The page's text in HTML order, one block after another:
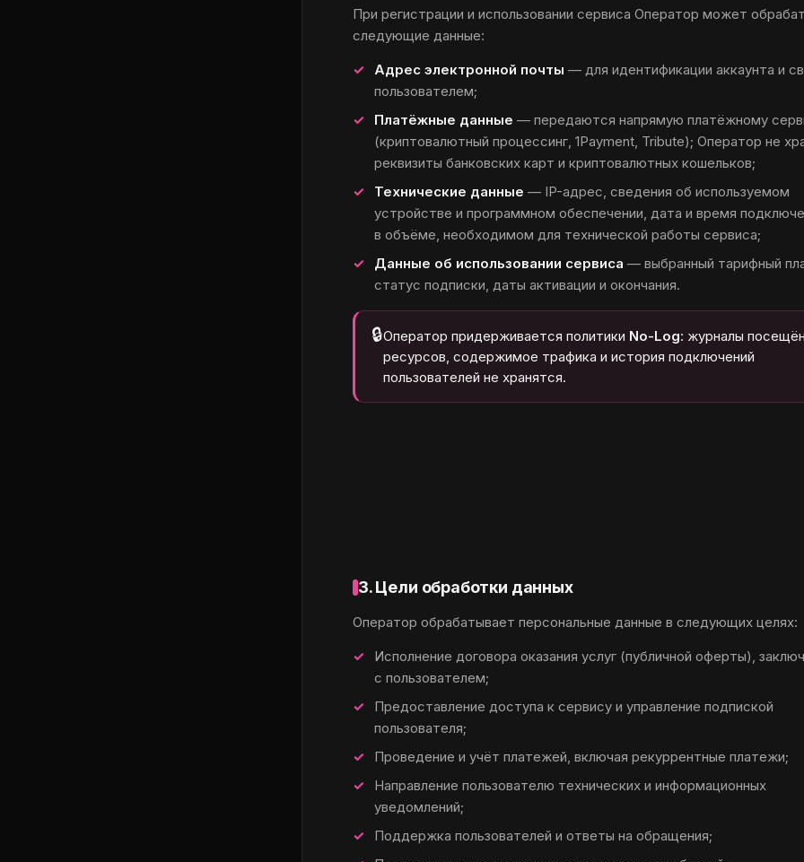
При регистрации и использовании сервиса Оператор может
следующие данные:
Адрес электронной почты — для идентификации аккаунта и
пользователем;
Платёжные данные — передаются напрямую платёжному
(криптовалютный процессинг, 1Payment, Tribute); Оператор не
реквизиты банковских карт и криптовалютных кошельков;
Технические данные — IP-адрес, сведения об используемом
устройстве и программном обеспечении, дата и время
в объёме, необходимом для технической работы сервиса;
Данные об использовании сервиса — выбранный тарифный
статус подписки, даты активации и окончания.
🔒Оператор придерживается политики No-Log: журналы
ресурсов, содержимое трафика и история подключений
пользователей не хранятся.
3. Цели обработки данных
Оператор обрабатывает персональные данные в следующих целях:
Исполнение договора оказания услуг (публичной оферты),
с пользователем;
Предоставление доступа к сервису и управление подпиской
пользователя;
Проведение и учёт платежей, включая рекуррентные платежи;
Направление пользователю технических и информационных
уведомлений;
Поддержка пользователей и ответы на обращения;